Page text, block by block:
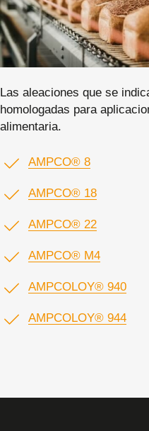
Las aleaciones que se
homologadas para
alimentaria.
AMPCO® 8
AMPCO® 18
AMPCO® 22
AMPCO® M4
AMPCOLOY® 940
AMPCOLOY® 944